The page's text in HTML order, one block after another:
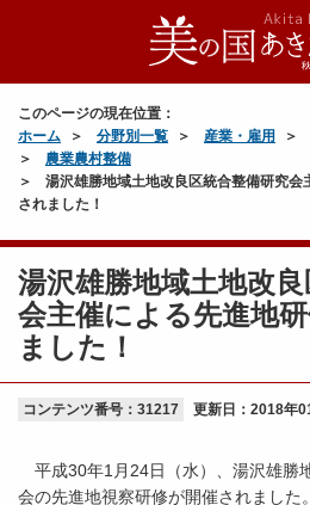
このページの現在位置：
ホーム
分野別一覧 産業・雇用
農業農村整備
湯沢雄勝地域土地改良区統合整備研究会
されました！
湯沢雄勝地域土地改
会主催による先進地
ました！
コンテンツ番号：31217 更新日： 2018年
平成30年1月24日（水）、湯沢雄勝
会の先進地視察研修が開催